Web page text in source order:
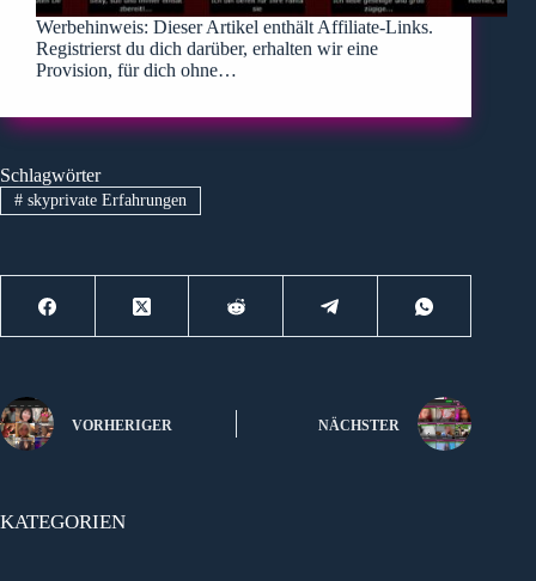
Werbehinweis: Dieser Artikel enthält Affiliate-Links.
Registrierst du dich darüber, erhalten wir eine
Provision, für dich ohne…
Schlagwörter
#skyprivate Erfahrungen
VORHERIGER NÄCHSTER
KATEGORIEN